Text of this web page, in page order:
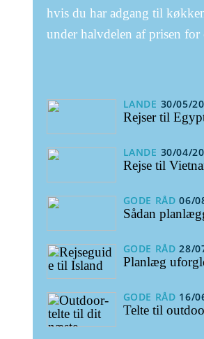
hvis du har adgang til
under halvdelen af prisen
LANDE 30/05/
Rejser til
LANDE 30/04/
Rejse til
GODE RÅD 06/
Sådan
GODE RÅD 28/
Planlæg
GODE RÅD 16/
Telte til